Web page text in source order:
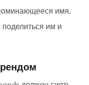
имя,
им и